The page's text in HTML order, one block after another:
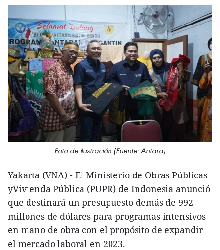
Foto de ilustración (Fuente: Antara)
Yakarta (VNA) - El Ministerio de Obras Públicas
yVivienda Pública (PUPR) de Indonesia anunció
que destinará un presupuesto demás de 992
millones de dólares para programas intensivos
en mano de obra con el propósito de expandir
el mercado laboral en 2023.